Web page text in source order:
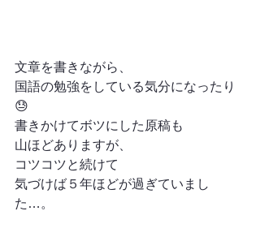
文章を書きながら、
国語の勉強をしている気分になったり
😓
書きかけてボツにした原稿も
山ほどありますが、
コツコツと続けて
気づけば５年ほどが過ぎていまし
た…。